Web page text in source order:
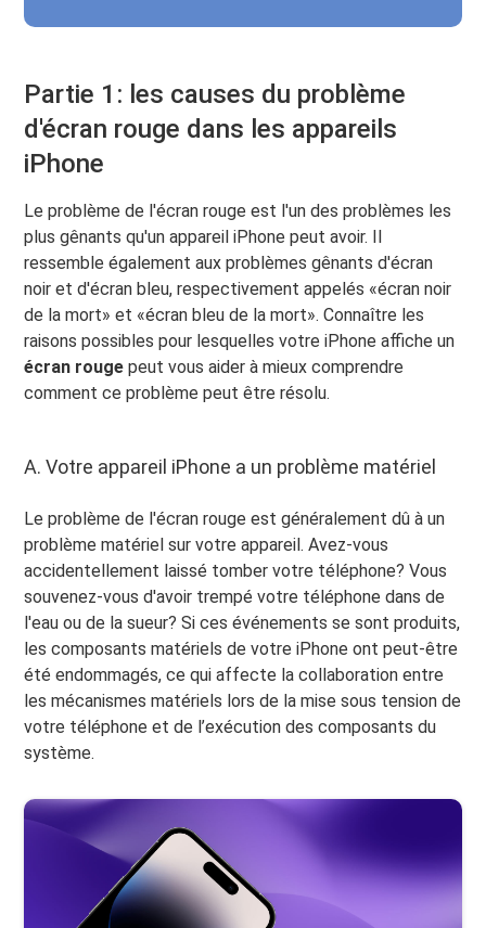
Partie 1: les causes du problème
d'écran rouge dans les appareils
iPhone
Le problème de l'écran rouge est l'un des problèmes les
plus gênants qu'un appareil iPhone peut avoir. Il
ressemble également aux problèmes gênants d'écran
noir et d'écran bleu, respectivement appelés «écran noir
de la mort» et «écran bleu de la mort». Connaître les
raisons possibles pour lesquelles votre iPhone affiche un
écran rouge peut vous aider à mieux comprendre
comment ce problème peut être résolu.
A. Votre appareil iPhone a un problème matériel
Le problème de l'écran rouge est généralement dû à un
problème matériel sur votre appareil. Avez-vous
accidentellement laissé tomber votre téléphone? Vous
souvenez-vous d'avoir trempé votre téléphone dans de
l'eau ou de la sueur? Si ces événements se sont produits,
les composants matériels de votre iPhone ont peut-être
été endommagés, ce qui affecte la collaboration entre
les mécanismes matériels lors de la mise sous tension de
votre téléphone et de l’exécution des composants du
système.